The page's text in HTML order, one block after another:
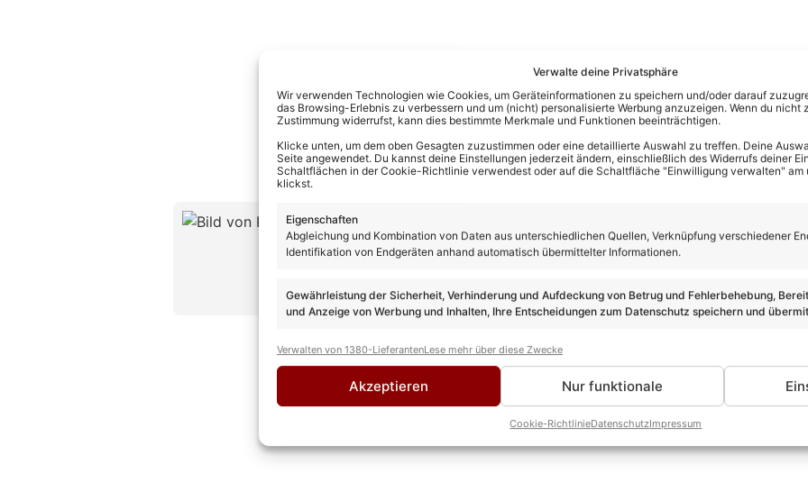
Verwalte deine Privatsphäre
Wir verwenden Technologien wie Cookies, um Geräteinformationen zu speichern und/oder darauf
das Browsing-Erlebnis zu verbessern und um (nicht) personalisierte Werbung anzuzeigen. Wenn du nicht
Zustimmung widerrufst, kann dies bestimmte Merkmale und Funktionen beeinträchtigen.
Klicke unten, um dem oben Gesagten zuzustimmen oder eine detaillierte Auswahl zu treffen. Deine
Seite angewendet. Du kannst deine Einstellungen jederzeit ändern, einschließlich des Widerrufs deiner
Schaltflächen in der Cookie-Richtlinie verwendest oder auf die Schaltfläche "Einwilligung verwalten" am
klickst.
Eigenschaften
Abgleichung und Kombination von Daten aus unterschiedlichen Quellen, Verknüpfung verschiedener
Identifikation von Endgeräten anhand automatisch übermittelter Informationen.
Gewährleistung der Sicherheit, Verhinderung und Aufdeckung von Betrug und Fehlerbehebung,
und Anzeige von Werbung und Inhalten, Ihre Entscheidungen zum Datenschutz speichern und
Verwalten von 1380-LieferantenLese mehr über diese Zwecke
Akzeptieren Nur funktionale
Cookie-RichtlinieDatenschutzImpressum
Kevin Drewes
CHEFREDAKTEUR
Kevin Drewes ist seit über 10 Jahren im Schlager unterwegs und bringt als
» AUTORENPROFIL & ALLE ARTIKEL VON KEVIN DREWES